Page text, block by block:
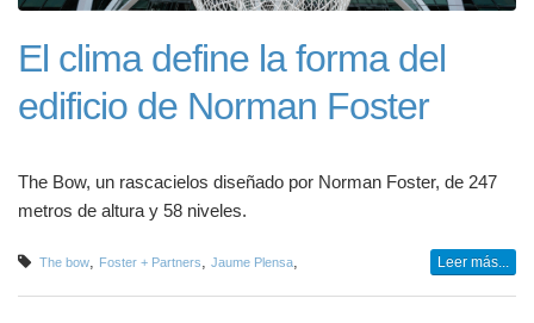
El clima define la forma del
edificio de Norman Foster
The Bow, un rascacielos diseñado por Norman Foster, de 247
metros de altura y 58 niveles.
The bow Foster + Partners Jaume Plensa Leer más...